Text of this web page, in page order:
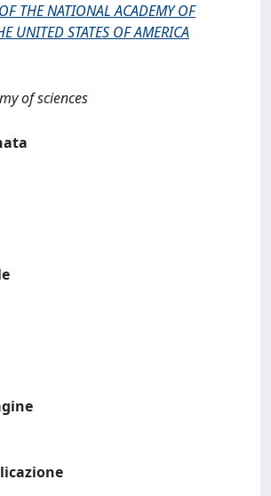
THE NATIONAL ACADEMY OF
UNITED STATES OF AMERICA
of sciences